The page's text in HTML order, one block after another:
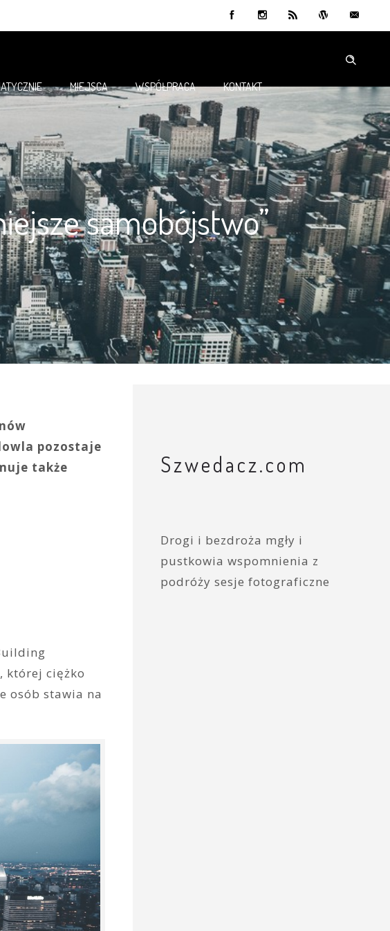
MIEJSCA WSPÓŁPRACA KONTAKT
samobójstwo”
pozostaje
także
której ciężko
osób stawia na
Szwedacz.com
Drogi i bezdroża mgły i
pustkowia wspomnienia z
podróży sesje fotograficzne